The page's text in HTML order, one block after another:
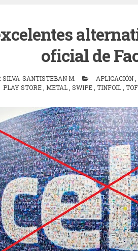
oficial de
SILVA-SANTISTEBAN M. APLICACIÓN
PLAY STORE
METAL SWIPE TINFOIL